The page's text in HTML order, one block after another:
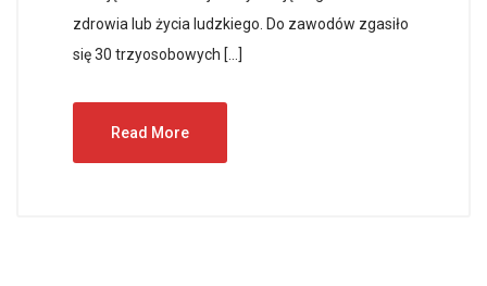
zdrowia lub życia ludzkiego. Do zawodów zgasiło
się 30 trzyosobowych […]
Read More